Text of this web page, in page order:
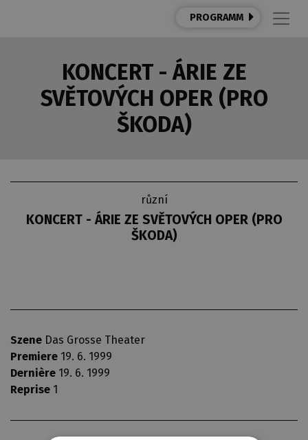
PROGRAMM
KONCERT - ÁRIE ZE
SVĚTOVÝCH OPER (PRO
ŠKODA)
různí
KONCERT - ÁRIE ZE SVĚTOVÝCH OPER (PRO
ŠKODA)
Szene Das Grosse Theater
Premiere 19. 6. 1999
Dernière 19. 6. 1999
Reprise 1